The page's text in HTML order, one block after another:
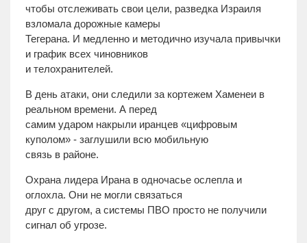
чтобы отслеживать свои цели, разведка Израиля
взломала дорожные камеры
Тегерана. И медленно и методично изучала привычки
и график всех чиновников
и телохранителей.
В день атаки, они следили за кортежем Хаменеи в
реальном времени. А перед
самим ударом накрыли иранцев «цифровым
куполом» - заглушили всю мобильную
связь в районе.
Охрана лидера Ирана в одночасье ослепла и
оглохла. Они не могли связаться
друг с другом, а системы ПВО просто не получили
сигнал об угрозе.